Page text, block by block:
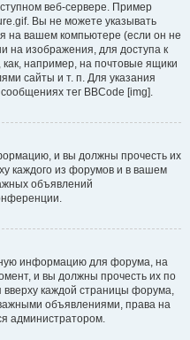
веб-сервере. Пример
Вы не можете указывать
на вашем компьютере (если он не
на изображения, для доступа к
например, на почтовые ящики
сайты и т. п. Для указания
тег BBCode [img].
и вы должны прочесть их
каждого из форумов и в вашем
объявлений
информацию для форума, на
и вы должны прочесть их по
каждой страницы форума,
объявлениями, права на
администратором.